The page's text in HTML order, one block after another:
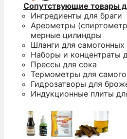
Сопутствующие товары
Ингредиенты для браги
Ареометры
мерные цилиндры
Шланги для самогонных
Наборы и концентраты
Прессы для сока
Термометры для
Гидрозатворы для
Индукционные плиты